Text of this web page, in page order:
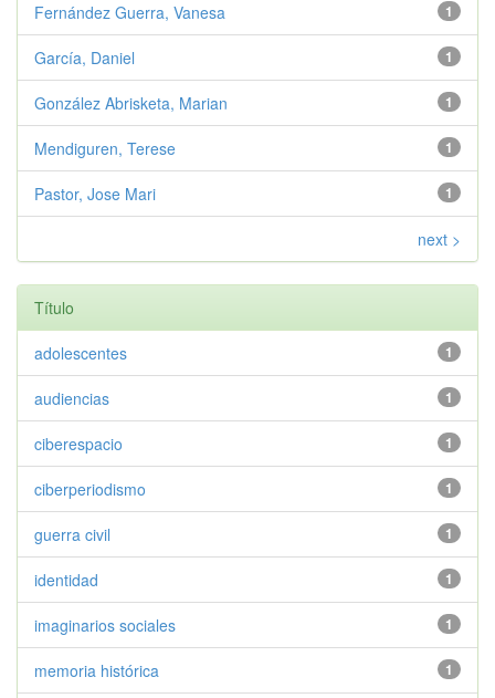
1
Fernández Guerra, Vanesa
1
García, Daniel
1
González Abrisketa, Marian
1
Mendiguren, Terese
1
Pastor, Jose Mari
next >
Título
1
adolescentes
1
audiencias
1
ciberespacio
1
ciberperiodismo
1
guerra civil
1
identidad
1
imaginarios sociales
1
memoria histórica